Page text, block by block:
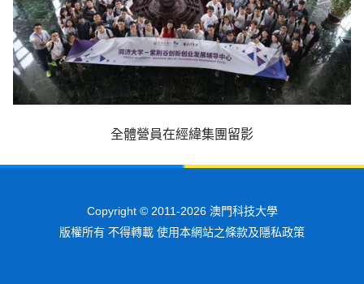
全體營員在經緯集團留影
Copyright © 2011-2026 澳門科技大學
版權所有 不得轉載 使用本網站之條款及隱私政策